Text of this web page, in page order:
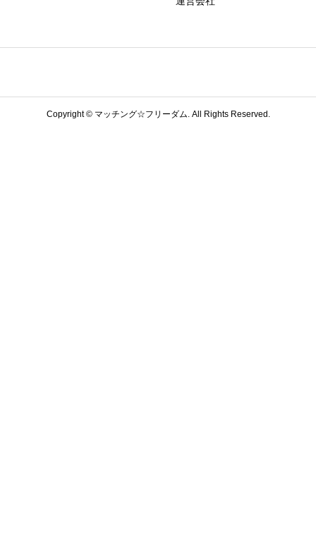
Copyright ©マッチング☆フリーダム. All Rights Reserved.